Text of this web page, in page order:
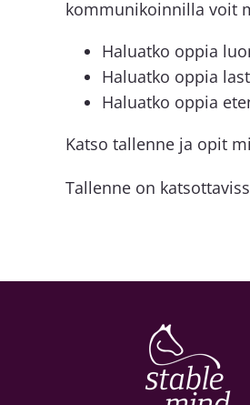
kommunikoinnilla voit
Haluatko oppia
Haluatko oppia
Haluatko oppia
Katso tallenne ja opit
Tallenne on